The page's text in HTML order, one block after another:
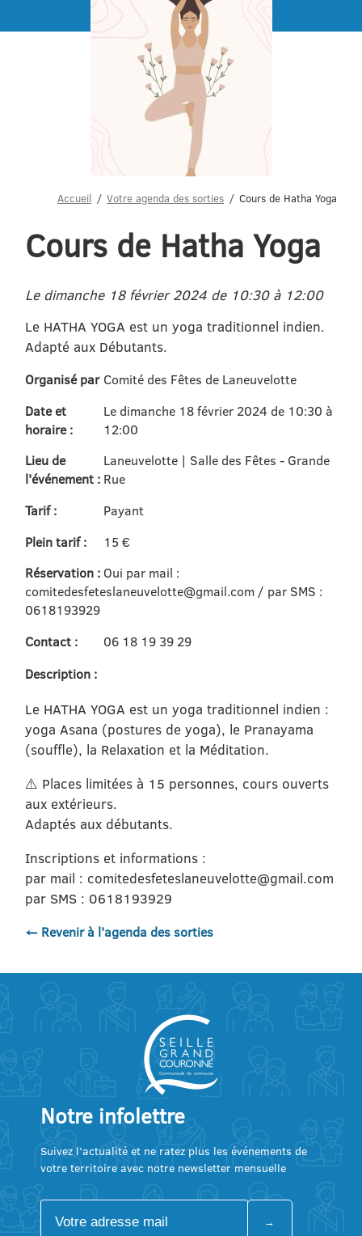
Menu
Accueil Votre agenda des sorties Cours de Hatha Yoga
Cours de Hatha Yoga
Le dimanche 18 février 2024 de 10:30 à 12:00
Le HATHA YOGA est un yoga traditionnel indien.
Adapté aux Débutants.
Organisé par Comité des Fêtes de Laneuvelotte
Date et
horaire :
Le dimanche 18 février 2024 de 10:30 à
12:00
Lieu de
l'événement :
Laneuvelotte | Salle des Fêtes - Grande
Rue
Tarif :
Payant
Plein tarif :
15 €
Réservation : Oui par mail :
comitedesfeteslaneuvelotte@gmail.com / par SMS :
0618193929
Contact :
06 18 19 39 29
Description :
Le HATHA YOGA est un yoga traditionnel indien :
yoga Asana (postures de yoga), le Pranayama
(souffle), la Relaxation et la Méditation.
⚠️ Places limitées à 15 personnes, cours ouverts
aux extérieurs.
Adaptés aux débutants.
Inscriptions et informations :
par mail : comitedesfeteslaneuvelotte@gmail.com
par SMS : 0618193929
← Revenir à l'agenda des sorties
Notre infolettre
Suivez l’actualité et ne ratez plus les événements de
votre territoire avec notre newsletter mensuelle